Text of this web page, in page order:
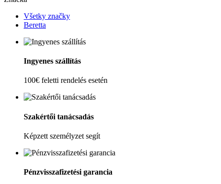
Všetky značky
Beretta
Ingyenes szállítás
100€ feletti rendelés esetén
Szakértői tanácsadás
Képzett személyzet segít
Pénzvisszafizetési garancia